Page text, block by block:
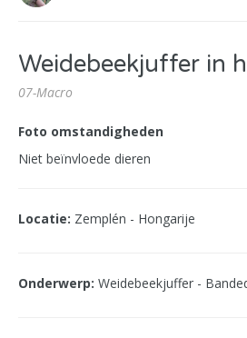
Weidebeekjuffer in
07-Macro
Foto omstandigheden
Niet beïnvloede dieren
Locatie: Zemplén - Hongarije
Onderwerp: Weidebeekjuffer -